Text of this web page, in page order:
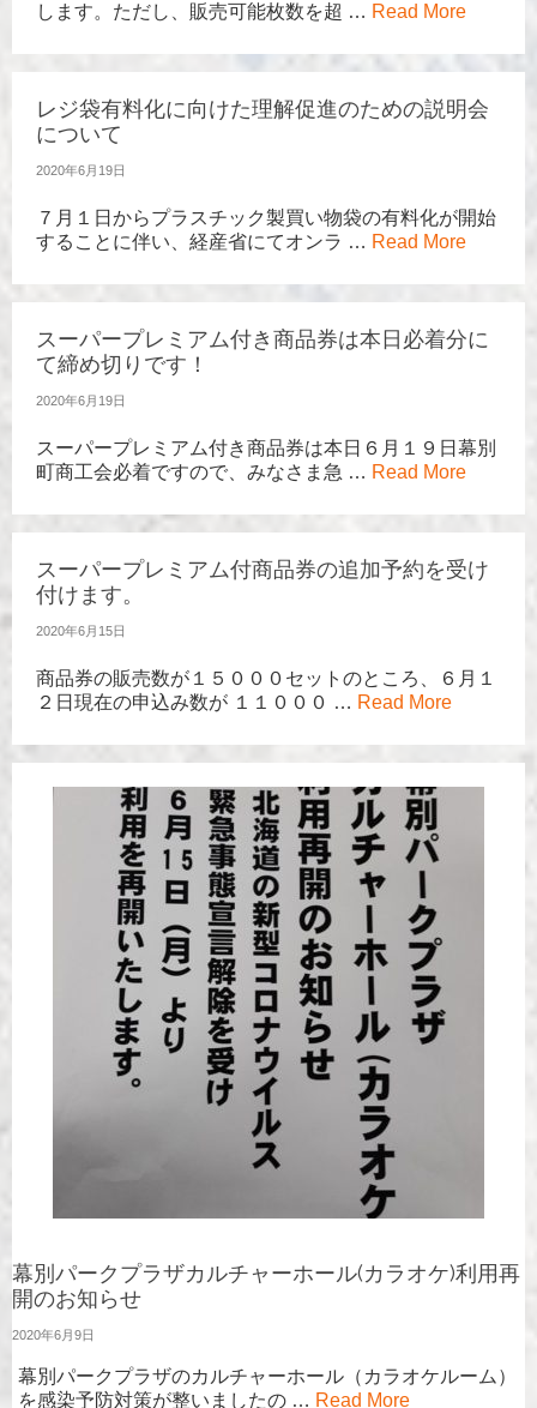
します。ただし、販売可能枚数を超 … Read More
レジ袋有料化に向けた理解促進のための説明会
について
2020年6月19日
７月１日からプラスチック製買い物袋の有料化が開始
することに伴い、経産省にてオンラ … Read More
スーパープレミアム付き商品券は本日必着分に
て締め切りです！
2020年6月19日
スーパープレミアム付き商品券は本日６月１９日幕別
町商工会必着ですので、みなさま急 … Read More
スーパープレミアム付商品券の追加予約を受け
付けます。
2020年6月15日
商品券の販売数が１５０００セットのところ、６月１
２日現在の申込み数が １１０００ … Read More
幕別パークプラザカルチャーホール(カラオケ)利用再
開のお知らせ
2020年6月9日
幕別パークプラザのカルチャーホール（カラオケルーム）
を感染予防対策が整いましたの … Read More